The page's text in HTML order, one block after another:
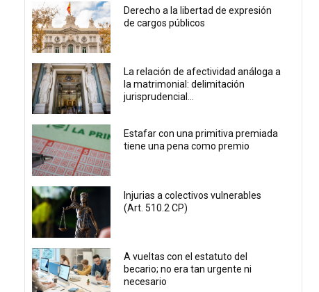
Derecho a la libertad de expresión
de cargos públicos
La relación de afectividad análoga a
la matrimonial: delimitación
jurisprudencial...
Estafar con una primitiva premiada
tiene una pena como premio
Injurias a colectivos vulnerables
(Art. 510.2 CP)
A vueltas con el estatuto del
becario; no era tan urgente ni
necesario